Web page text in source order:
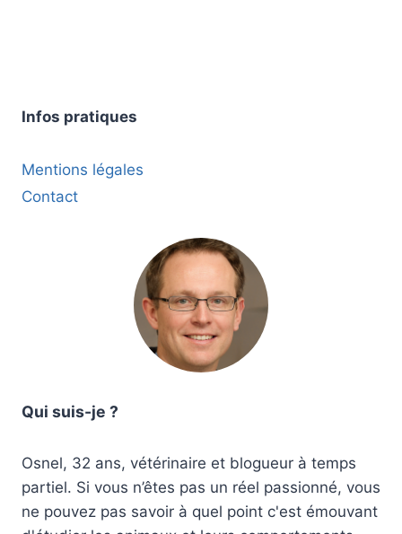
Infos pratiques
Mentions légales
Contact
Qui suis-je ?
Osnel, 32 ans, vétérinaire et blogueur à temps
partiel. Si vous n’êtes pas un réel passionné, vous
ne pouvez pas savoir à quel point c'est émouvant